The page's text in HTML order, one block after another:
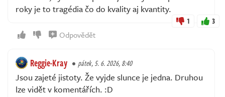
roky je to tragédia čo do kvality aj kvantity.
1 3
Odpovědět
Reggie-Kray pátek, 5. 6. 2026, 8:40
Jsou zajeté jistoty. Že vyjde slunce je jedna. Druhou
lze vidět v komentářích. :D